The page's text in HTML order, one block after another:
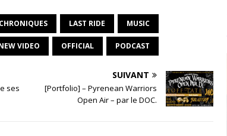
CHRONIQUES LAST RIDE MUSIC
VIDEO OFFICIAL PODCAST
ses
SUIVANT
[Portfolio] – Pyrenean Warriors
Open Air – par le DOC.